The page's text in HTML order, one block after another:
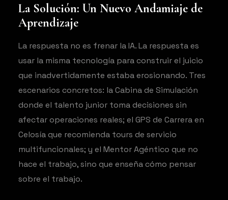
La Solución: Un Nuevo Andamiaje de
Aprendizaje
La respuesta no es frenar la IA. La respuesta es
usar la misma tecnología para construir el juicio
que inadvertidamente estaba erosionando. Tres
escenarios concretos: la Cabina de Simulación
donde el talento junior toma decisiones sin
afectar operaciones reales; el GPS de Carrera en
Celosía que recomienda tours de servicio
multifuncionales; y el Mentor Agéntico que no
hace el trabajo, sino que enseña cómo pensar
sobre el trabajo.